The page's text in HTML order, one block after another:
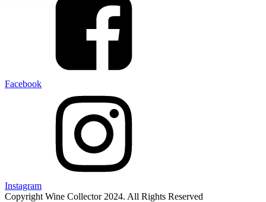
Facebook
Instagram
Copyright Wine Collector 2024. All Rights Reserved